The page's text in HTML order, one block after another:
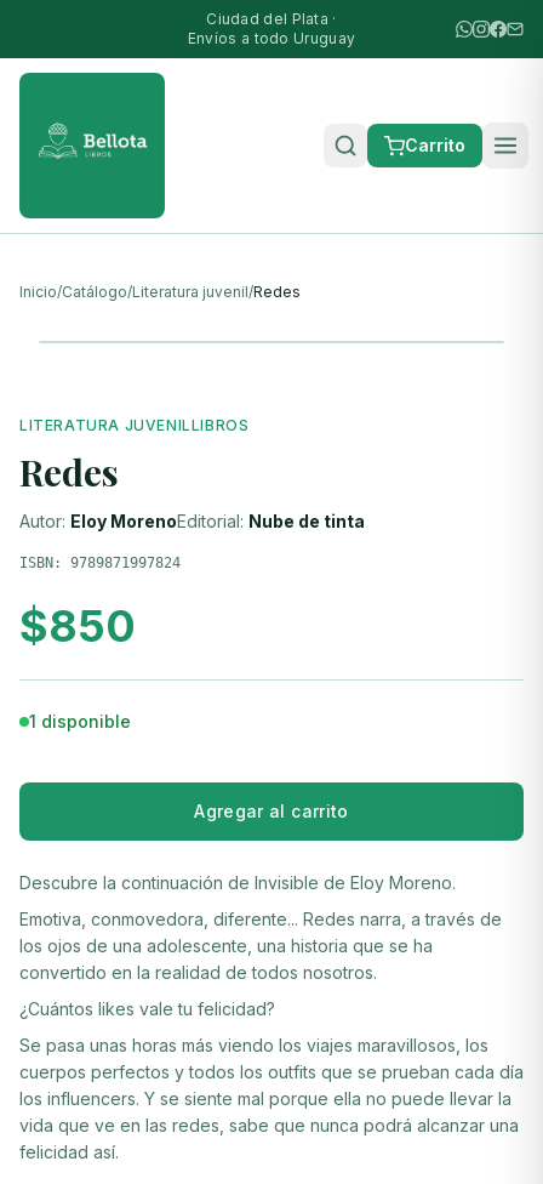
Ciudad del Plata ·
Envíos a todo Uruguay
Carrito
Inicio/Catálogo/Literatura juvenil/Redes
LITERATURA JUVENILLIBROS
Redes
Autor: Eloy MorenoEditorial: Nube de tinta
ISBN: 9789871997824
$850
1 disponible
Agregar al carrito
Descubre la continuación de Invisible de Eloy Moreno.
Emotiva, conmovedora, diferente... Redes narra, a través de
los ojos de una adolescente, una historia que se ha
convertido en la realidad de todos nosotros.
¿Cuántos likes vale tu felicidad?
Se pasa unas horas más viendo los viajes maravillosos, los
cuerpos perfectos y todos los outfits que se prueban cada día
los influencers. Y se siente mal porque ella no puede llevar la
vida que ve en las redes, sabe que nunca podrá alcanzar una
felicidad así.